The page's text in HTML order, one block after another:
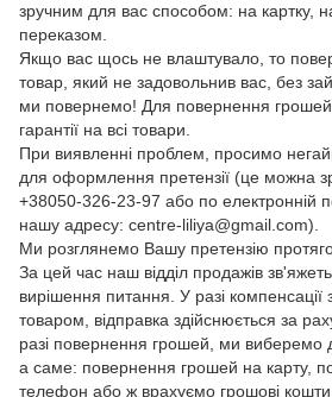
зручним для вас способом: на картку,
переказом.
Якщо вас щось не влаштувало, то
товар, який не задовольнив вас, без
ми повернемо! Для повернення
гарантії на всі товари.
При виявленні проблем, просимо
для оформлення претензії (це можна
+38050-326-23-97 або по електронній
нашу адресу: centre-liliya@gmail.com).
Ми розглянемо Вашу претензію
За цей час наш відділ продажів
вирішення питання. У разі
товаром, відправка здійснюється за
разі повернення грошей, ми виберемо
а саме: повернення грошей на карту,
телефон або ж врахуємо грошові